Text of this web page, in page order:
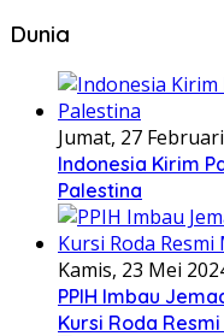
Dunia
Jumat, 27
Indonesia Kirim
Palestina
Kamis, 23 Mei
PPIH Imbau
Kursi Roda